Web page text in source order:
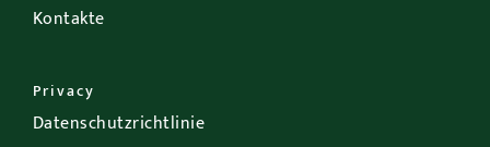
Kontakte
Privacy
Datenschutzrichtlinie